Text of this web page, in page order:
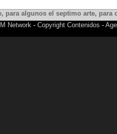
para algunos el septimo arte,
Network - Copyright Contenidos -